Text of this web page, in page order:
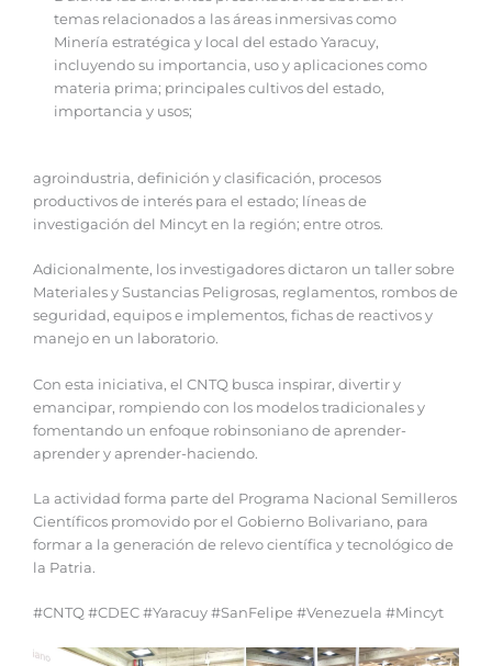
temas relacionados a las áreas inmersivas como
Minería estratégica y local del estado Yaracuy,
incluyendo su importancia, uso y aplicaciones como
materia prima; principales cultivos del estado,
importancia y usos;
agroindustria, definición y clasificación, procesos
productivos de interés para el estado; líneas de
investigación del Mincyt en la región; entre otros.
Adicionalmente, los investigadores dictaron un taller sobre
Materiales y Sustancias Peligrosas, reglamentos, rombos de
seguridad, equipos e implementos, fichas de reactivos y
manejo en un laboratorio.
Con esta iniciativa, el CNTQ busca inspirar, divertir y
emancipar, rompiendo con los modelos tradicionales y
fomentando un enfoque robinsoniano de aprender-
aprender y aprender-haciendo.
La actividad forma parte del Programa Nacional Semilleros
Científicos promovido por el Gobierno Bolivariano, para
formar a la generación de relevo científica y tecnológico de
la Patria.
#CNTQ #CDEC #Yaracuy #SanFelipe #Venezuela #Mincyt